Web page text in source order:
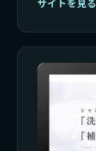
サイトを見る